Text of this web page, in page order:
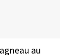
au